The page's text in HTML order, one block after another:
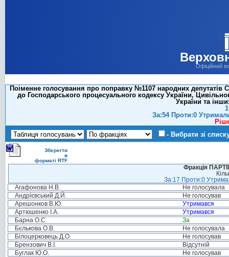
Офіційний
Поіменне голосування про поправку №1107 народних
до Господарського процесуального кодексу України,
України та
За:54 Проти:0
- Вибрати зі
Зберегти
в
форматі RTF
Фракція
За:17 Проти:0
Агафонова Н.В.
Не голосувала
Андрієвський Д.Й.
Не голосував
Арешонков В.Ю.
Утримався
Артюшенко І.А.
Утримався
Барна О.С.
За
Бєлькова О.В.
Не голосувала
Білоцерковець Д.О.
Не голосував
Брензович В.І.
Відсутній
Буглак Ю.О.
Не голосував